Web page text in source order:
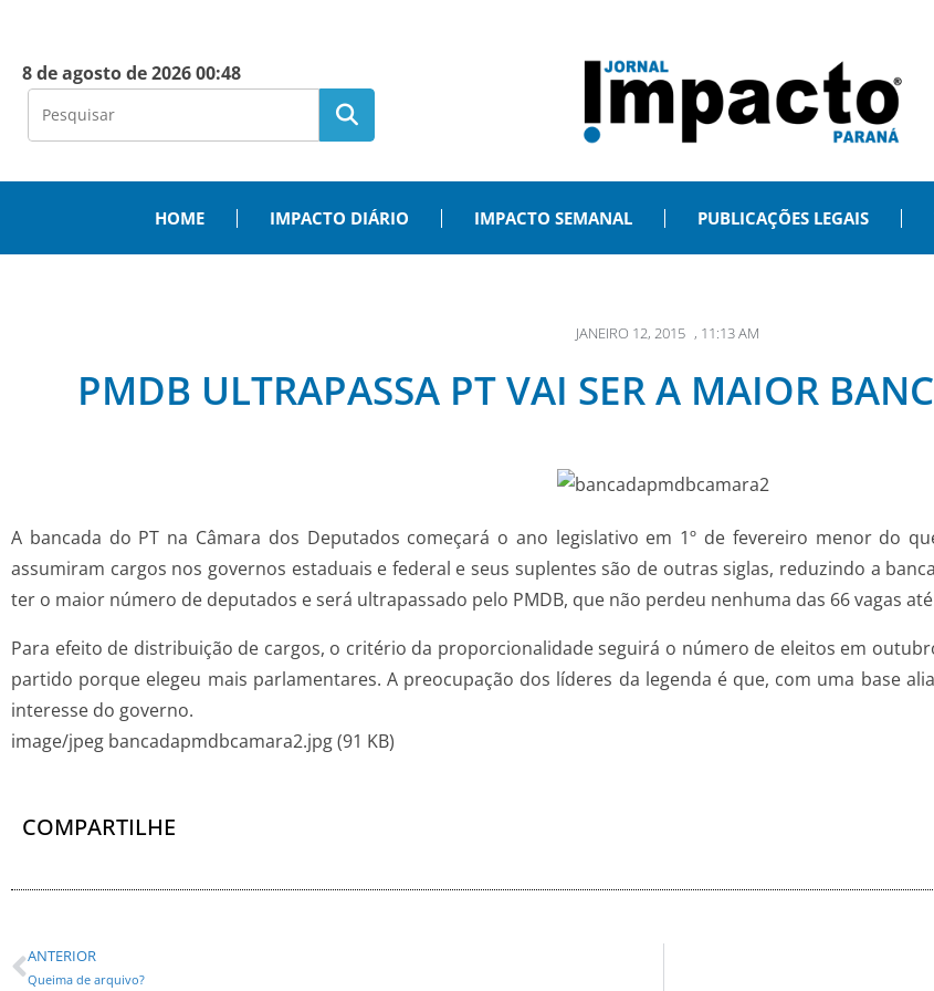
8 de agosto de 2026 00:48
HOME IMPACTO DIÁRIO IMPACTO SEMANAL PUBLICAÇÕES LEGAIS
JANEIRO 12, 2015 , 11:13 AM
PMDB ULTRAPASSA PT VAI SER A MAIOR
A bancada do PT na Câmara dos Deputados começará o ano legislativo em 1º de fevereiro menor do
assumiram cargos nos governos estaduais e federal e seus suplentes são de outras siglas, reduzindo a
ter o maior número de deputados e será ultrapassado pelo PMDB, que não perdeu nenhuma das 66 vagas
Para efeito de distribuição de cargos, o critério da proporcionalidade seguirá o número de eleitos em
partido porque elegeu mais parlamentares. A preocupação dos líderes da legenda é que, com uma base
interesse do governo.
image/jpeg bancadapmdbcamara2.jpg (91 KB)
COMPARTILHE
ANTERIOR
Queima de arquivo?